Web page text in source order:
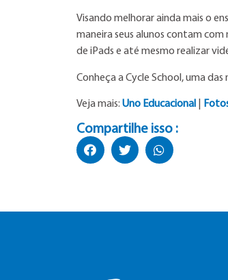
Visando melhorar ainda mais o
maneira seus alunos contam
de iPads e até mesmo realizar
Conheça a Cycle School, uma das
Veja mais: Uno Educacional
Compartilhe isso :